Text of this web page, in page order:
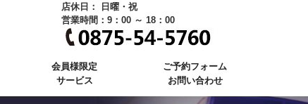
店休日： 日曜・祝
営業時間：9：00 ～ 18：00
会員様限定
サービス
ご予約フォーム
お問い合わせ